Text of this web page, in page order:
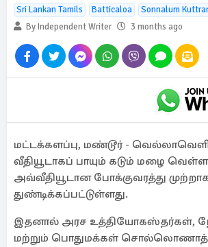
Sri Lankan Tamils Batticaloa
Sonnalum
By Independent Writer
3 months ago
மட்டக்களப்பு, மண்டூர் - வெல்லாவெளி
வீதியூடாகப் பாயும் கடும் மழை
அவ்வீதியூடான போக்குவரத்து
துண்டிக்கப்பட்டுள்ளது.
இதனால் அரச உத்தியோகஸ்தர்கள்,
மற்றும் பொதுமக்கள் சொல்லொணாத்